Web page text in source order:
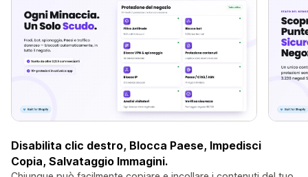
Disabilita clic destro, Blocca Paese, Impedisci
Copia, Salvataggio Immagini.